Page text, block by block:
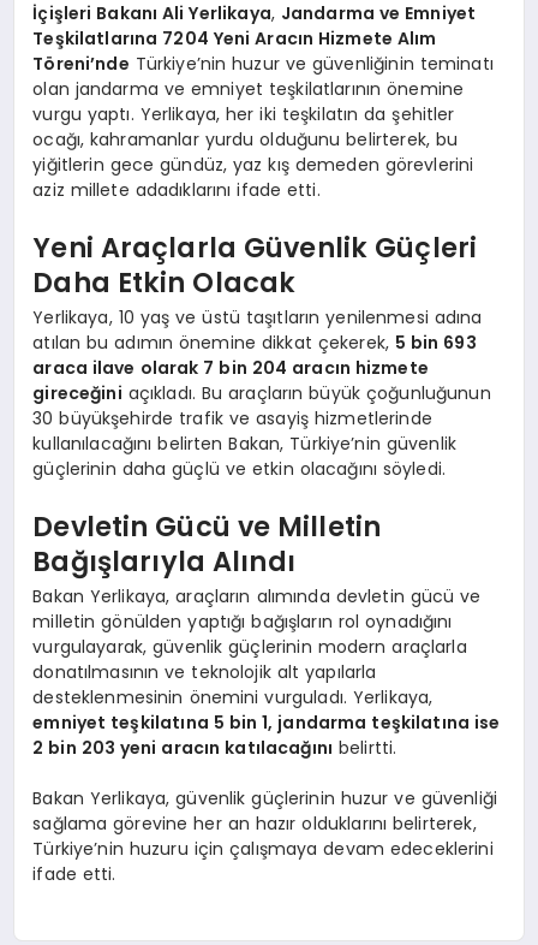
İçişleri Bakanı Ali Yerlikaya, Jandarma ve Emniyet
Teşkilatlarına 7204 Yeni Aracın Hizmete Alım
Töreni’nde Türkiye’nin huzur ve güvenliğinin teminatı
olan jandarma ve emniyet teşkilatlarının önemine
vurgu yaptı. Yerlikaya, her iki teşkilatın da şehitler
ocağı, kahramanlar yurdu olduğunu belirterek, bu
yiğitlerin gece gündüz, yaz kış demeden görevlerini
aziz millete adadıklarını ifade etti.
Yeni Araçlarla Güvenlik Güçleri
Daha Etkin Olacak
Yerlikaya, 10 yaş ve üstü taşıtların yenilenmesi adına
atılan bu adımın önemine dikkat çekerek, 5 bin 693
araca ilave olarak 7 bin 204 aracın hizmete
gireceğini açıkladı. Bu araçların büyük çoğunluğunun
30 büyükşehirde trafik ve asayiş hizmetlerinde
kullanılacağını belirten Bakan, Türkiye’nin güvenlik
güçlerinin daha güçlü ve etkin olacağını söyledi.
Devletin Gücü ve Milletin
Bağışlarıyla Alındı
Bakan Yerlikaya, araçların alımında devletin gücü ve
milletin gönülden yaptığı bağışların rol oynadığını
vurgulayarak, güvenlik güçlerinin modern araçlarla
donatılmasının ve teknolojik alt yapılarla
desteklenmesinin önemini vurguladı. Yerlikaya,
emniyet teşkilatına 5 bin 1, jandarma teşkilatına ise
2 bin 203 yeni aracın katılacağını belirtti.
Bakan Yerlikaya, güvenlik güçlerinin huzur ve güvenliği
sağlama görevine her an hazır olduklarını belirterek,
Türkiye’nin huzuru için çalışmaya devam edeceklerini
ifade etti.